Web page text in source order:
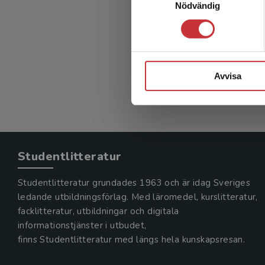
Nödvändig
Avvisa
Studentlitteratur
Studentlitteratur grundades 1963 och är idag Sveriges
ledande utbildningsförlag. Med läromedel, kurslitteratur,
facklitteratur, utbildningar och digitala
informationstjänster i utbudet,
finns Studentlitteratur med längs hela kunskapsresan.